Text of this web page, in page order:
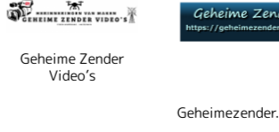
Geheime Zender
Video’s
Geheimezender.com